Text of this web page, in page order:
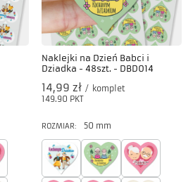
Naklejki na Dzień Babci i
Dziadka - 48szt. - DBD014
14,99 zł / komplet
149.90 PKT
ROZMIAR: 50 mm